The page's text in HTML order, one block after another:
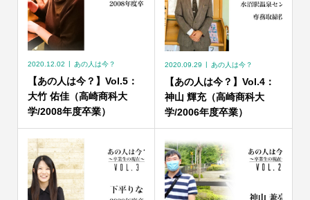
2020.12.02 あの人は今？
【あの人は今？】Vol.5：
大竹 佑佳（高崎商科大
学/2008年度卒業）
2020.09.29 あの人は今？
【あの人は今？】Vol.4：
神山 輝充（高崎商科大
学/2006年度卒業）